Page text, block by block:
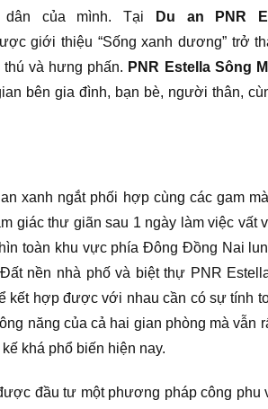
của mình. Tại
Du an PNR
giới thiệu “Sống xanh dương” trở
và hưng phấn. PNR Estella Sông
bên gia đình, bạn bè, người thân,
xanh ngắt phối hợp cùng các gam
giác thư giãn sau 1 ngày làm việc vất
toàn khu vực phía Đông Đồng Nai
nền nhà phố và biệt thự PNR
kết hợp được với nhau cần có sự tính
năng của cả hai gian phòng mà vẫn
khá phổ biến hiện nay.
đầu tư một phương pháp công phu